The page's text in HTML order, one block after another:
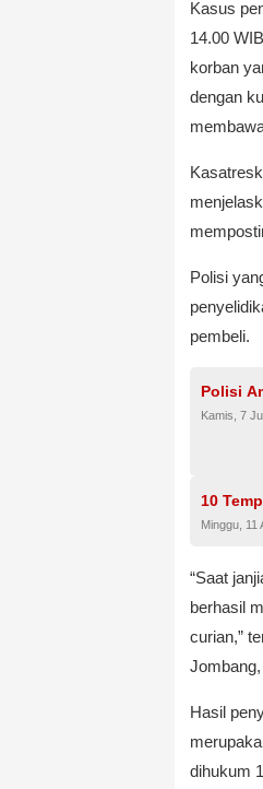
Kasus
14.00
korban
dengan
Polisi
pembeli.
Polisi
Kamis, 7
10
Minggu, 11
“Saat
berhasil
curian,”
Hasil
dihukum